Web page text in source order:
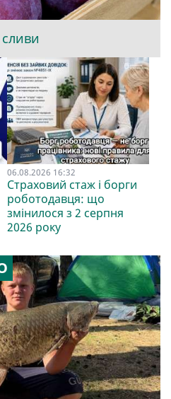
06.08.2026 16:32
Страховий стаж і борги
роботодавця: що
змінилося з 2 серпня
2026 року